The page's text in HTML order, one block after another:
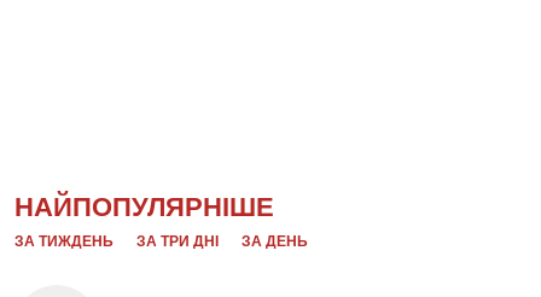
НАЙПОПУЛЯРНІШЕ
ЗА ТИЖДЕНЬ ЗА ТРИ ДНІ ЗА ДЕНЬ